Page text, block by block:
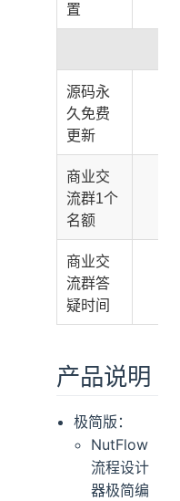
置
源码永
久免费
更新
商业交
流群1个
名额
商业交
流群答
疑时间
产品说明
极简版：
NutFlow
流程设计
器极简编